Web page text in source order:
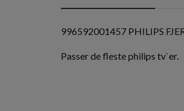
996592001457 PHILIPS
Passer de fleste philips tv`er.